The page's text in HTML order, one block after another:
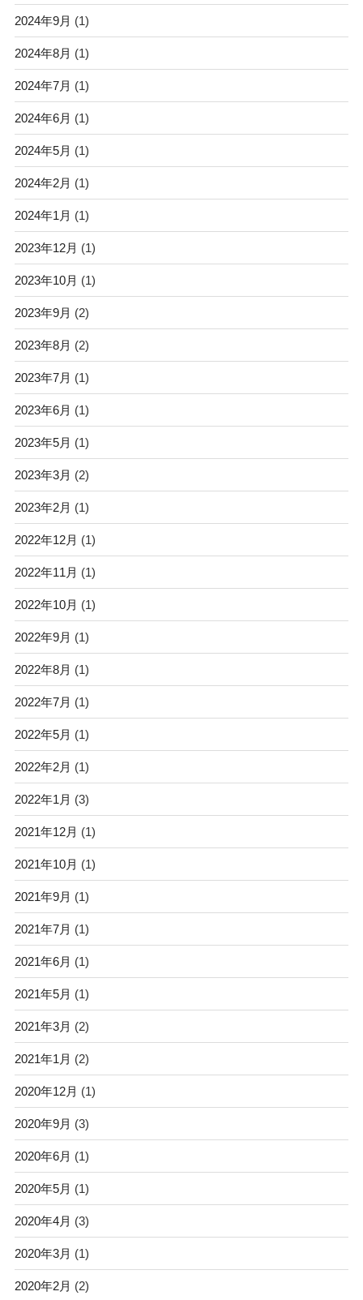
2024年9月 (1)
2024年8月 (1)
2024年7月 (1)
2024年6月 (1)
2024年5月 (1)
2024年2月 (1)
2024年1月 (1)
2023年12月 (1)
2023年10月 (1)
2023年9月 (2)
2023年8月 (2)
2023年7月 (1)
2023年6月 (1)
2023年5月 (1)
2023年3月 (2)
2023年2月 (1)
2022年12月 (1)
2022年11月 (1)
2022年10月 (1)
2022年9月 (1)
2022年8月 (1)
2022年7月 (1)
2022年5月 (1)
2022年2月 (1)
2022年1月 (3)
2021年12月 (1)
2021年10月 (1)
2021年9月 (1)
2021年7月 (1)
2021年6月 (1)
2021年5月 (1)
2021年3月 (2)
2021年1月 (2)
2020年12月 (1)
2020年9月 (3)
2020年6月 (1)
2020年5月 (1)
2020年4月 (3)
2020年3月 (1)
2020年2月 (2)